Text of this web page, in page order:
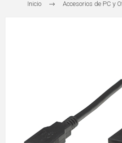
Inicio Accesorios de PC y